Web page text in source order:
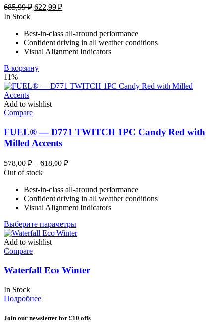
685,99₽ Первоначальная
685,99 ₽.
622,99 ₽Текущая
In Stock
Best-in-class all-around performance
Confident driving in all weather conditions
Visual Alignment Indicators
В корзину
11%
Add to wishlist
Compare
FUEL® — D771 TWITCH 1PC Candy Red with
Milled Accents
578,00 ₽ – 618,00 ₽Диапазон
–
618,00 ₽
Out of stock
Best-in-class all-around performance
Confident driving in all weather conditions
Visual Alignment Indicators
Выберите параметрыЭтот
товар
Опции
можно
Add to wishlist
Compare
Waterfall Eco Winter
In Stock
Подробнее
Join our newsletter for £10 offs